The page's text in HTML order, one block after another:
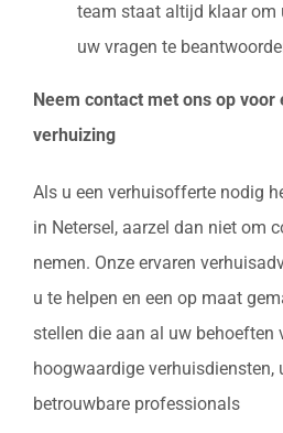
team staat altijd klaar om
uw vragen te
Neem contact met ons op
verhuizing
Als u een verhuisofferte nodig
in Netersel, aarzel dan niet om
nemen. Onze ervaren
u te helpen en een op maat
stellen die aan al uw behoeften
hoogwaardige verhuisdiensten,
betrouwbare professionals